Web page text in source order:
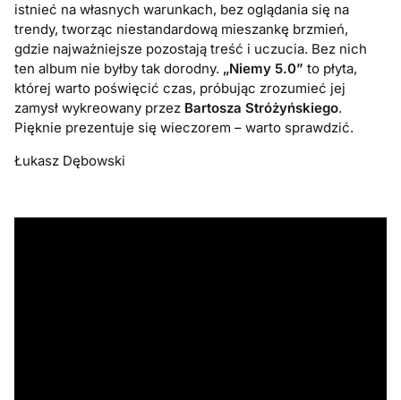
istnieć na własnych warunkach, bez oglądania się na
trendy, tworząc niestandardową mieszankę brzmień,
gdzie najważniejsze pozostają treść i uczucia. Bez nich
ten album nie byłby tak dorodny. „Niemy 5.0” to płyta,
której warto poświęcić czas, próbując zrozumieć jej
zamysł wykreowany przez Bartosza Stróżyńskiego.
Pięknie prezentuje się wieczorem – warto sprawdzić.
Łukasz Dębowski